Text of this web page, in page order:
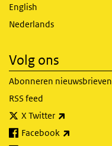
English
Nederlands
Volg ons
Abonneren nieuwsbrieven
RSS feed
X Twitter
Facebook